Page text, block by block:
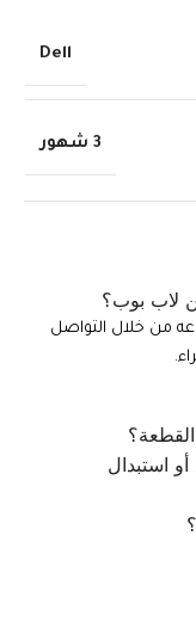
Dell
3 شهور
لاب بوب؟
من خلال التواصل
استبدال